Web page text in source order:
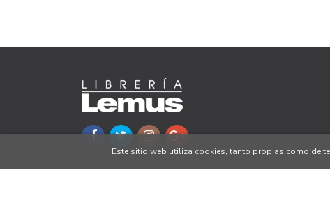
Este sitio web utiliza cookies, tanto propias como de